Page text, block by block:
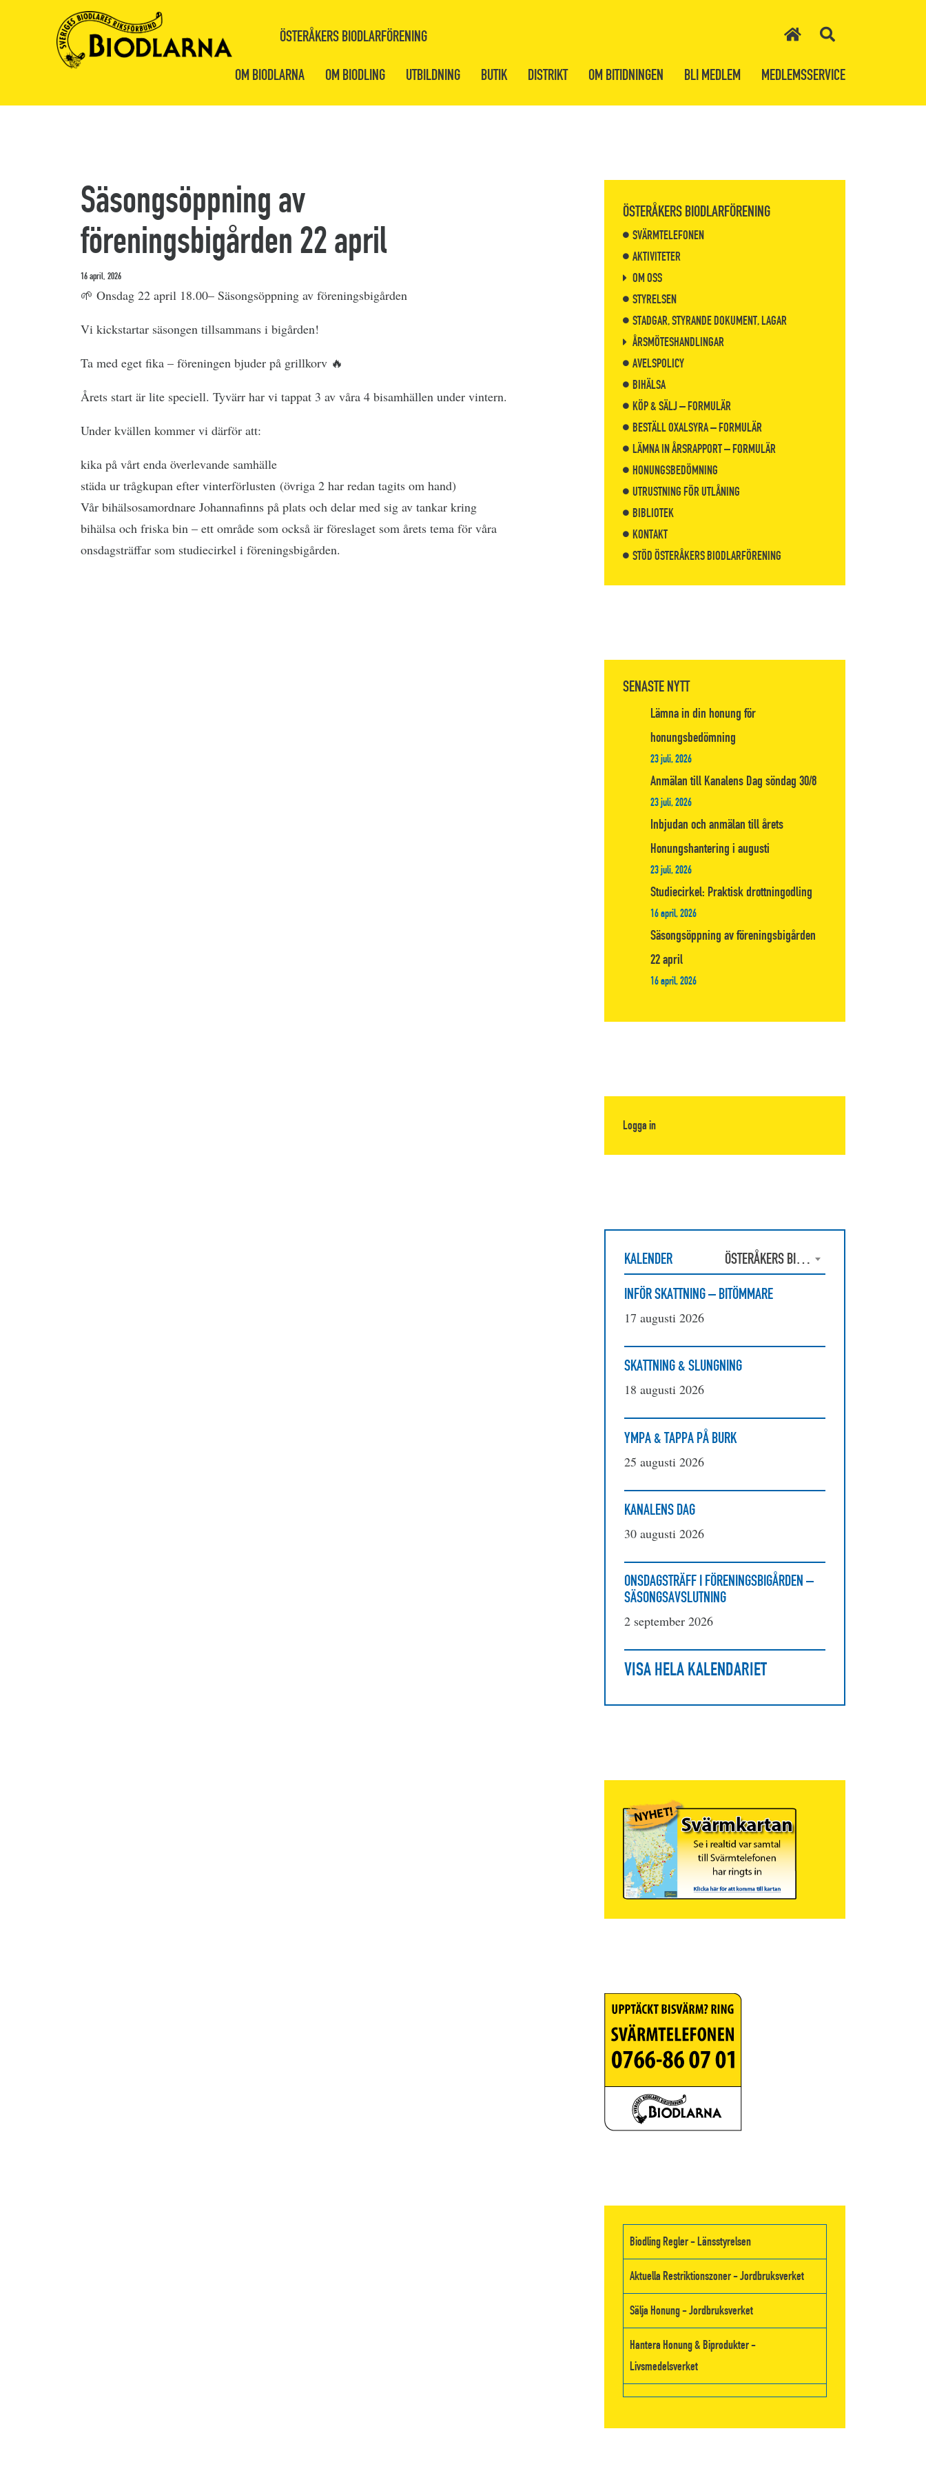
ÖSTERÅKERS BIODLARFÖRENING
OM BIODLARNA OM BIODLING UTBILDNING BUTIK DISTRIKT OM BITIDNINGEN BLI MEDLEM MEDLEMSSERVICE
Säsongsöppning av
föreningsbigården 22 april
16 april, 2026
🌱 Onsdag 22 april 18.00– Säsongsöppning av föreningsbigården
Vi kickstartar säsongen tillsammans i bigården!
Ta med eget fika – föreningen bjuder på grillkorv 🔥
Årets start är lite speciell. Tyvärr har vi tappat 3 av våra 4 bisamhällen under vintern.
Under kvällen kommer vi därför att:
kika på vårt enda överlevande samhälle
städa ur trågkupan efter vinterförlusten (övriga 2 har redan tagits om hand)
Vår bihälsosamordnare Johannafinns på plats och delar med sig av tankar kring
bihälsa och friska bin – ett område som också är föreslaget som årets tema för våra
onsdagsträffar som studiecirkel i föreningsbigården.
ÖSTERÅKERS BIODLARFÖRENING
SVÄRMTELEFONEN
AKTIVITETER
OM OSS
STYRELSEN
STADGAR, STYRANDE DOKUMENT, LAGAR
ÅRSMÖTESHANDLINGAR
AVELSPOLICY
BIHÄLSA
KÖP & SÄLJ – FORMULÄR
BESTÄLL OXALSYRA – FORMULÄR
LÄMNA IN ÅRSRAPPORT – FORMULÄR
HONUNGSBEDÖMNING
UTRUSTNING FÖR UTLÅNING
BIBLIOTEK
KONTAKT
STÖD ÖSTERÅKERS BIODLARFÖRENING
SENASTE NYTT
Lämna in din honung för
honungsbedömning
23 juli, 2026
Anmälan till Kanalens Dag söndag 30/8
23 juli, 2026
Inbjudan och anmälan till årets
Honungshantering i augusti
23 juli, 2026
Studiecirkel: Praktisk drottningodling
16 april, 2026
Säsongsöppning av föreningsbigården
22 april
16 april, 2026
Logga in
KALENDER
ÖSTERÅKERS BIODLARFÖRENING
INFÖR SKATTNING – BITÖMMARE
17 augusti 2026
SKATTNING & SLUNGNING
18 augusti 2026
YMPA & TAPPA PÅ BURK
25 augusti 2026
KANALENS DAG
30 augusti 2026
ONSDAGSTRÄFF I FÖRENINGSBIGÅRDEN –
SÄSONGSAVSLUTNING
2 september 2026
VISA HELA KALENDARIET
Biodling Regler - Länsstyrelsen
Aktuella Restriktionszoner - Jordbruksverket
Sälja Honung - Jordbruksverket
Hantera Honung & Biprodukter -
Livsmedelsverket